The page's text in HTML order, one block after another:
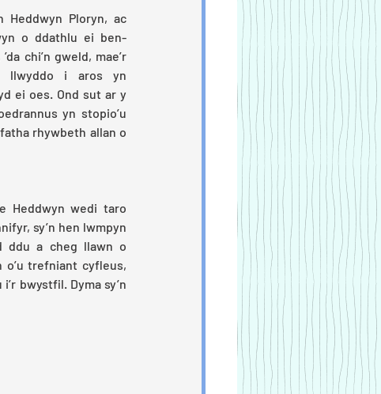
Heddwyn Ploryn, ac
o ddathlu ei ben-
chi’n gweld, mae’r
ei oes. Ond sut ar y
yn stopio’u
Heddwyn wedi taro
sy’n hen lwmpyn
ddu a cheg llawn o
o’u trefniant cyfleus,
bwystfil. Dyma sy’n